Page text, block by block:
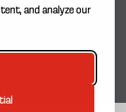
and analyze our